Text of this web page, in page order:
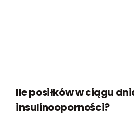
Ile posiłków w ciągu
insulinooporności?